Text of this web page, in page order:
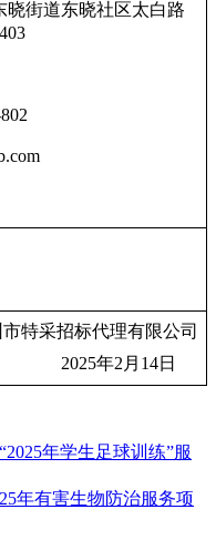
晓街道东晓社区太白路
特采招标代理有限公司
2025年2月14日
年学生足球训练”服
年有害生物防治服务项